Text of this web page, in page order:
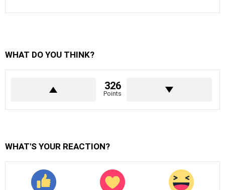
WHAT DO YOU THINK?
326
Points
WHAT'S YOUR REACTION?